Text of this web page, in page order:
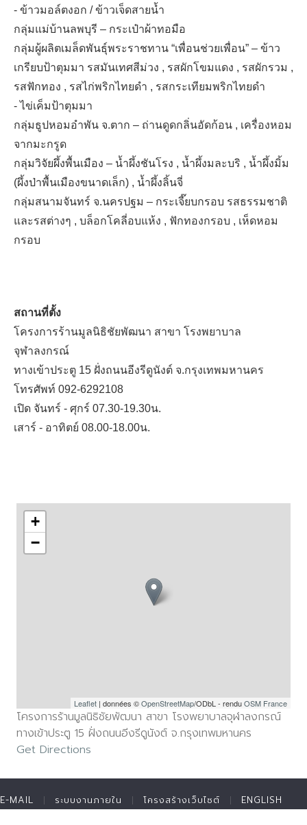
- ข้าวมอล์ตงอก / ข้าวเจ็ดสายน้ำ
กลุ่มแม่บ้านลพบุรี – กระเป๋าผ้าทอมือ
กลุ่มผู้ผลิตเมล็ดพันธุ์พระราชทาน “เพื่อนช่วยเพื่อน” – ข้าว
เกรียบป้าตุมมา รสมันเทศสีม่วง , รสผักโขมแดง , รสผักรวม ,
รสฟักทอง , รสไก่พริกไทยดำ , รสกระเทียมพริกไทยดำ
- ไข่เค็มป้าตุมมา
กลุ่มธูปหอมอำพัน จ.ตาก – ถ่านดูดกลิ่นอัดก้อน , เครื่องหอม
จากมะกรูด
กลุ่มวิจัยผึ้งพื้นเมือง – น้ำผึ้งชันโรง , น้ำผึ้งมละบริ , น้ำผึ้งมิ้ม
(ผึ้งป่าพื้นเมืองขนาดเล็ก) , น้ำผึ้งลิ้นจี่
กลุ่มสนามจันทร์ จ.นครปฐม – กระเจี๊ยบกรอบ รสธรรมชาติ
และรสต่างๆ , บล็อกโคลี่อบแห้ง , ฟักทองกรอบ , เห็ดหอม
กรอบ
สถานที่ตั้ง
โครงการร้านมูลนิธิชัยพัฒนา สาขา โรงพยาบาล
จุฬาลงกรณ์
ทางเข้าประตู 15 ฝั่งถนนอีงรีดูนังต์ จ.กรุงเทพมหานคร
โทรศัพท์ 092-6292108
เปิด จันทร์ - ศุกร์ 07.30-19.30น.
เสาร์ - อาทิตย์ 08.00-18.00น.
+
−
Leaflet| données ©OpenStreetMap/ODbL - renduOSM France
โครงการร้านมูลนิธิชัยพัฒนา สาขา โรงพยาบาลจุฬาลงกรณ์
ทางเข้าประตู 15 ฝั่งถนนอีงรีดูนังต์ จ.กรุงเทพมหานคร
Get Directions
E-MAIL ระบบงานภายใน โครงสร้างเว็บไซต์ ENGLISH